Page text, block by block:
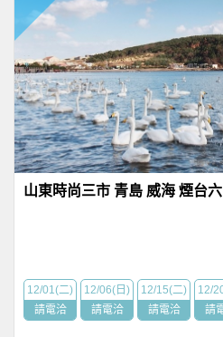
山東時尚三市 青島 威海 煙台
12/01(二)
請電洽
12/06(日)
請電洽
12/15(二)
請電洽
12/
請